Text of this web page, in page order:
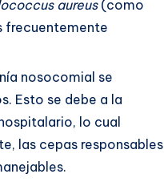
aureus(como
frecuentemente
nosocomial se
Esto se debe a la
lo cual
las cepas responsables